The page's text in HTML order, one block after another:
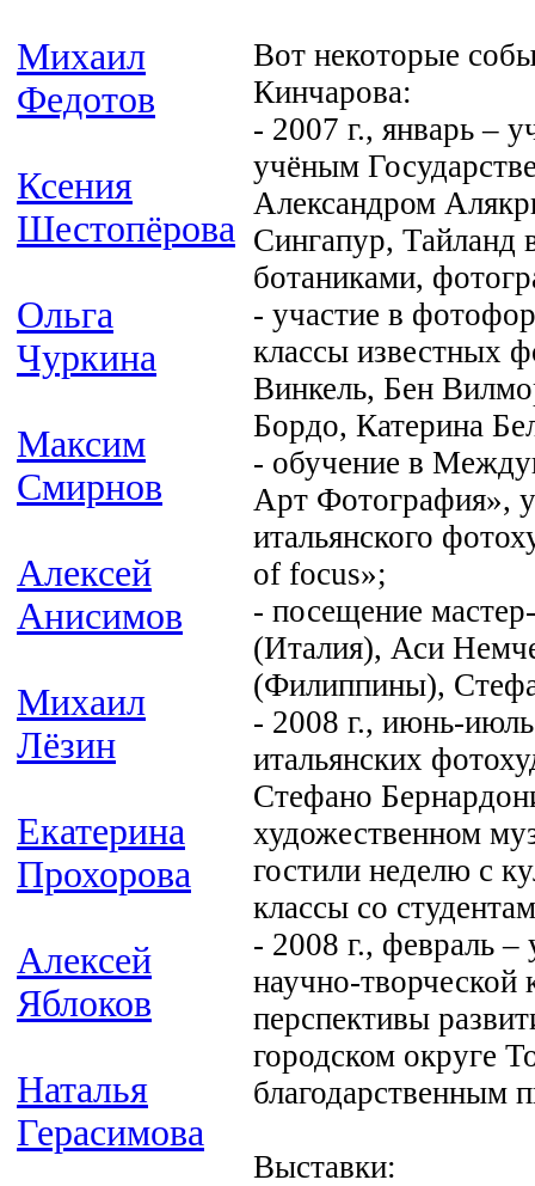
Михаил
Федотов
Ксения
Шестопёрова
Ольга
Чуркина
Максим
Смирнов
Алексей
Анисимов
Михаил
Лёзин
Екатерина
Прохорова
Алексей
Яблоков
Наталья
Герасимова
Вот некоторые
Кинчарова:
- 2007 г., январь –
учёным
Александром
Сингапур, Тайланд
ботаниками,
- участие в
классы известных
Винкель, Бен
Бордо, Катерина
- обучение в
Арт Фотография»,
итальянского
of focus»;
- посещение
(Италия), Аси
(Филиппины),
- 2008 г., июнь-
итальянских
Стефано
художественном
гостили неделю с
классы со
- 2008 г., февраль –
научно-
перспективы
городском округе
благодарственным
Выставки: